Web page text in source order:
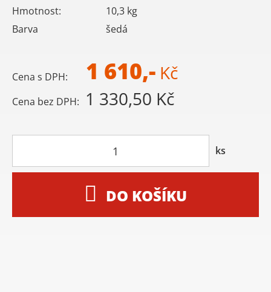
Hmotnost:
10,3 kg
Barva
šedá
Cena s DPH: 1 610,- Kč
Cena bez DPH: 1 330,50 Kč
ks
DO KOŠÍKU